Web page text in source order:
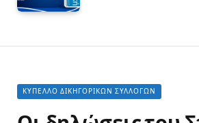
ΚΎΠΕΛΛΟ ΔΙΚΗΓΟΡΙΚΏΝ ΣΥΛΛΌΓΩΝ